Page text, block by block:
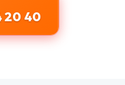
20 40